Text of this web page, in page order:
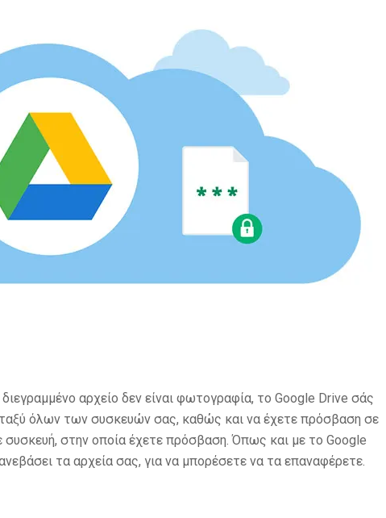
αρχείο δεν είναι φωτογραφία, το Google Drive σάς
όλων των συσκευών σας, καθώς και να έχετε πρόσβαση σε
στην οποία έχετε πρόσβαση. Όπως και με το Google
τα αρχεία σας, για να μπορέσετε να τα επαναφέρετε.